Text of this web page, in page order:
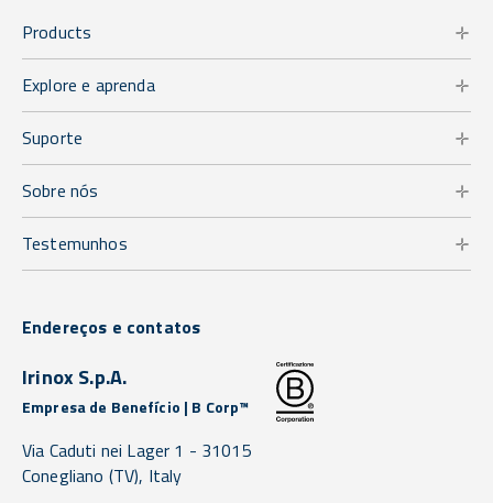
Products
Explore e aprenda
Suporte
Sobre nós
Testemunhos
Endereços e contatos
Irinox S.p.A.
Empresa de Benefício | B Corp™
Via Caduti nei Lager 1 - 31015
Conegliano (TV), Italy